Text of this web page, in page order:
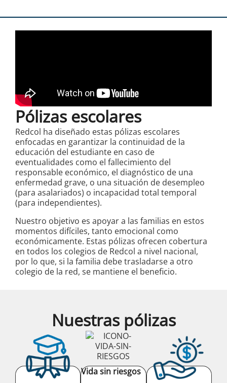
Pólizas escolares
Redcol ha diseñado estas pólizas escolares
enfocadas en garantizar la continuidad de la
educación del estudiante en caso de
eventualidades como el fallecimiento del
responsable económico, el diagnóstico de una
enfermedad grave, o una situación de desempleo
(para asalariados) o incapacidad total temporal
(para independientes).
Nuestro objetivo es apoyar a las familias en estos
momentos difíciles, tanto emocional como
económicamente. Estas pólizas ofrecen cobertura
en todos los colegios de Redcol a nivel nacional,
por lo que, si la familia debe trasladarse a otro
colegio de la red, se mantiene el beneficio.
Nuestras pólizas
Vida sin riesgos